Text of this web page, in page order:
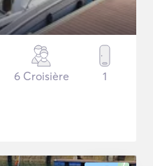
6 Croisière 1